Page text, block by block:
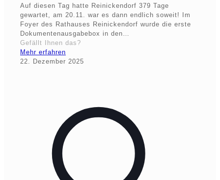
Auf diesen Tag hatte Reinickendorf 379 Tage
gewartet, am 20.11. war es dann endlich soweit! Im
Foyer des Rathauses Reinickendorf wurde die erste
Dokumentenausgabebox in den…
Gefällt Ihnen das?
Mehr erfahren
22. Dezember 2025